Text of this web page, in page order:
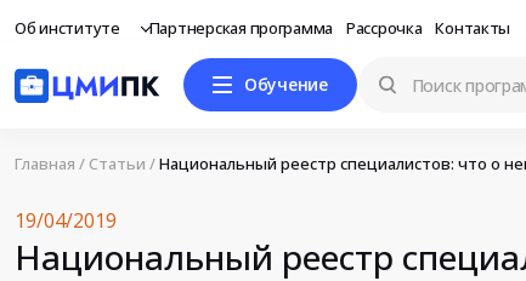
Об институте Партнерская программа Рассрочка Контакты
Обучение
Главная / Статьи /Национальный реестр специалистов: что о
19/04/2019
Национальный реестр